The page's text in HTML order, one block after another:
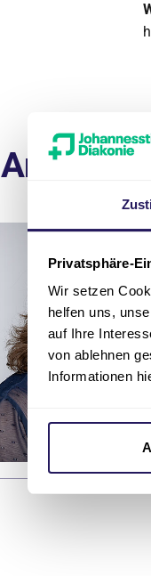
Privatsphäre-
Wir setzen
helfen uns,
auf Ihre
von ablehnen
Informationen